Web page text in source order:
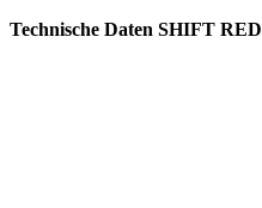
Technische Daten SHIFT RED